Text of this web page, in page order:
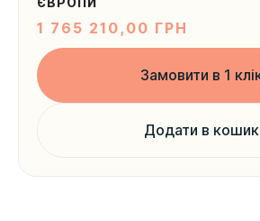
1 765 210,00 ГРН
Замовити в 1
Додати в кошик